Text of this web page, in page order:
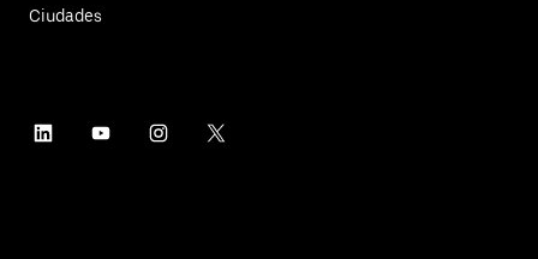
Ciudades